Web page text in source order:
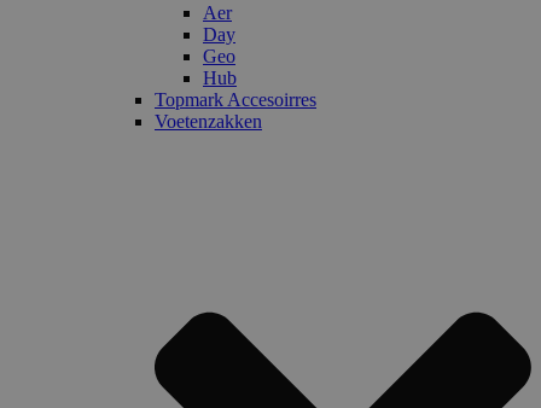
Aer
Day
Geo
Hub
Topmark Accesoirres
Voetenzakken